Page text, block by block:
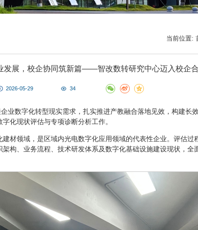
当前位置:
发展，校企协同筑新篇——智改数转研究中心迈入校企
2026-05-29 34
业数字化转型现实需求，扎实推进产教融合落地见效，构建长
化现状评估与专项诊断分析工作。
材领域，是区域内光电数字化应用领域的代表性企业。评估过
构、业务流程、技术研发体系及数字化基础设施建设现状，全